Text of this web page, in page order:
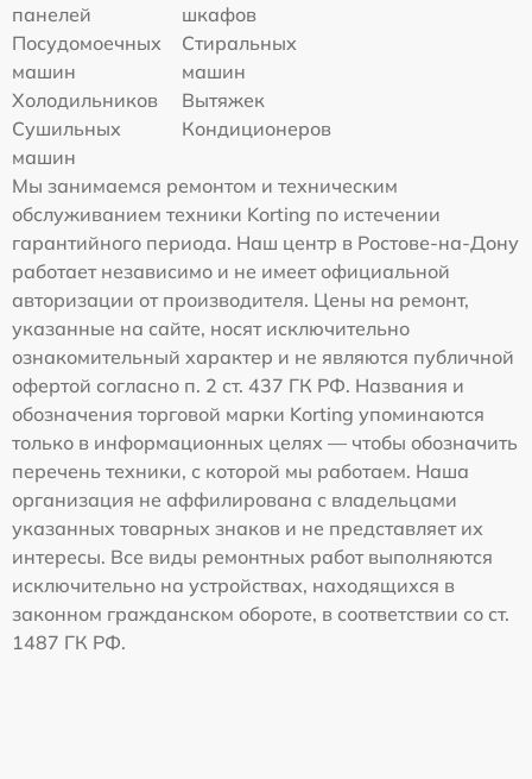
панелей
шкафов
Посудомоечных
машин
Стиральных
машин
Холодильников
Вытяжек
Сушильных
машин
Кондиционеров
Мы занимаемся ремонтом и техническим
обслуживанием техники Korting по истечении
гарантийного периода. Наш центр в Ростове-на-Дону
работает независимо и не имеет официальной
авторизации от производителя. Цены на ремонт,
указанные на сайте, носят исключительно
ознакомительный характер и не являются публичной
офертой согласно п. 2 ст. 437 ГК РФ. Названия и
обозначения торговой марки Korting упоминаются
только в информационных целях — чтобы обозначить
перечень техники, с которой мы работаем. Наша
организация не аффилирована с владельцами
указанных товарных знаков и не представляет их
интересы. Все виды ремонтных работ выполняются
исключительно на устройствах, находящихся в
законном гражданском обороте, в соответствии со ст.
1487 ГК РФ.